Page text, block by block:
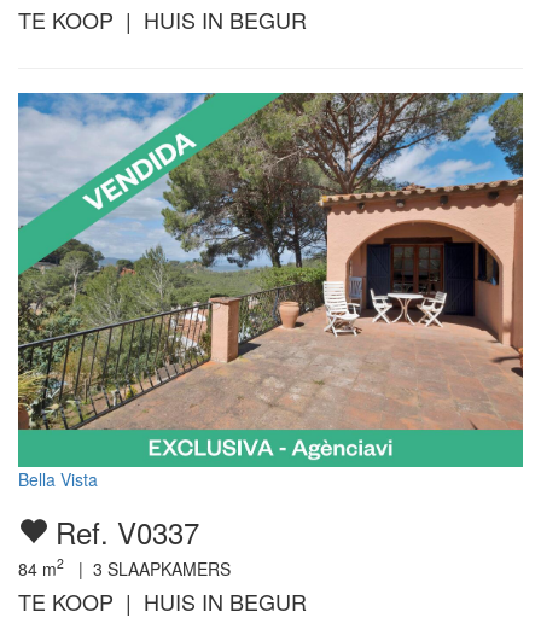
TE KOOP | HUIS IN BEGUR
Bella Vista
Ref. V0337
84 m2 | 3 SLAAPKAMERS
TE KOOP | HUIS IN BEGUR